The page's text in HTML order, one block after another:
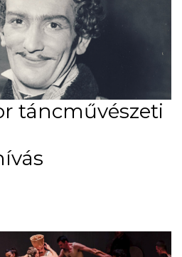
táncművészeti